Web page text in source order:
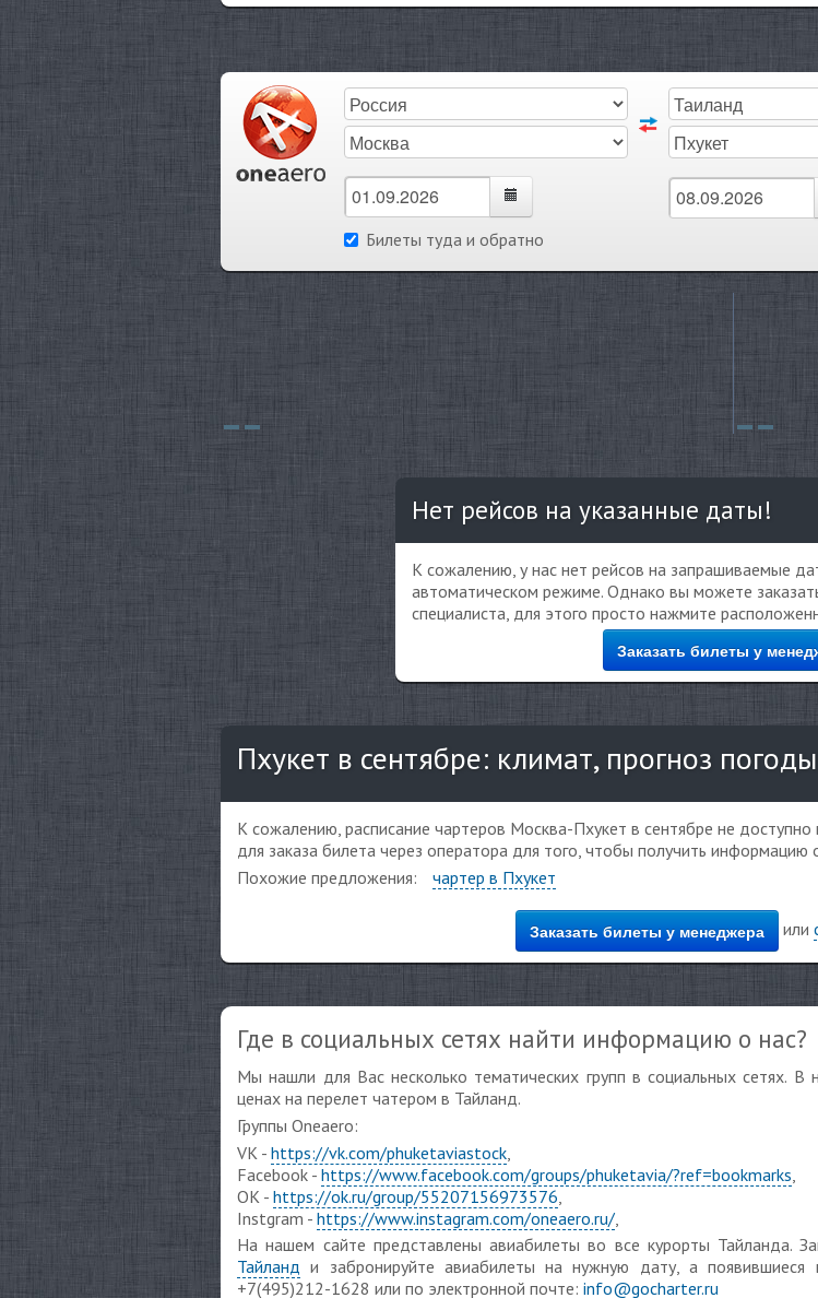
Билеты туда и обратно
Нет рейсов на указанные даты!
К сожалению, у нас нет рейсов на запрашиваемые
автоматическом режиме. Однако вы можете
специалиста, для этого просто нажмите
Заказать билеты у
Пхукет в сентябре: климат, прогноз
К сожалению, расписание чартеров Москва-Пхукет в сентябре не
для заказа билета через оператора для того, чтобы получить информацию
Похожие предложения:
чартер в Пхукет
Заказать билеты у менеджера или
Где в социальных сетях найти информацию о нас?
Мы нашли для Вас несколько тематических групп в социальных сетях.
ценах на перелет чатером в Тайланд.
Группы Oneaero:
VK - https://vk.com/phuketaviastock,
Facebook - https://www.facebook.com/groups/phuketavia/?ref=bookmarks,
OK - https://ok.ru/group/55207156973576,
Instgram - https://www.instagram.com/oneaero.ru/,
На нашем сайте представлены авиабилеты во все курорты Тайланда.
Тайланд и забронируйте авиабилеты на нужную дату, а
+7(495)212-1628 или по электронной почте: info@gocharter.ru